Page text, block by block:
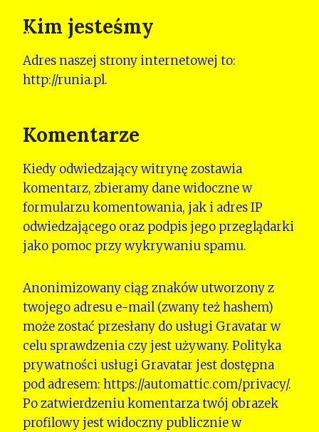
Runia
Kim jesteśmy
Adres naszej strony internetowej to:
http://runia.pl.
Komentarze
Kiedy odwiedzający witrynę zostawia
komentarz, zbieramy dane widoczne w
formularzu komentowania, jak i adres IP
odwiedzającego oraz podpis jego przeglądarki
jako pomoc przy wykrywaniu spamu.
Anonimizowany ciąg znaków utworzony z
twojego adresu e-mail (zwany też hashem)
może zostać przesłany do usługi Gravatar w
celu sprawdzenia czy jest używany. Polityka
prywatności usługi Gravatar jest dostępna
pod adresem: https://automattic.com/privacy/.
Po zatwierdzeniu komentarza twój obrazek
profilowy jest widoczny publicznie w